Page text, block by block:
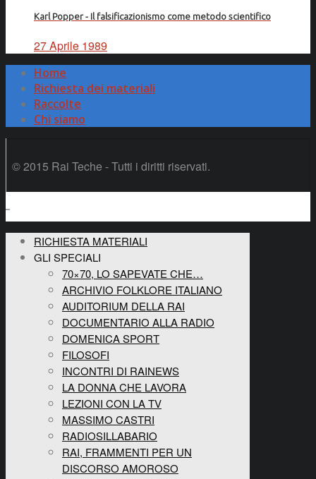
Karl Popper - Il falsificazionismo come metodo scientifico
27 Aprile 1989
Home
Richiesta dei materiali
Raccolte
Chi siamo
© 2015 Rai Teche - Tutti i diritti riservati.
RICHIESTA MATERIALI
GLI SPECIALI
70×70, LO SAPEVATE CHE…
ARCHIVIO FOLKLORE ITALIANO
AUDITORIUM DELLA RAI
DOCUMENTARIO ALLA RADIO
DOMENICA SPORT
FILOSOFI
INCONTRI DI RAINEWS
LA DONNA CHE LAVORA
LEZIONI CON LA TV
MASSIMO CASTRI
RADIOSILLABARIO
RAI, FRAMMENTI PER UN
DISCORSO AMOROSO